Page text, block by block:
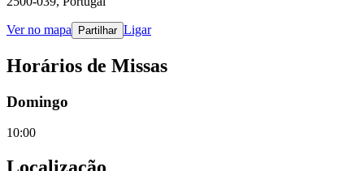
Ver no mapa Partilhar Ligar
Horários de Missas
Domingo
10:00